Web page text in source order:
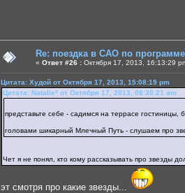
Re: поездка в САО по
« Ответ #26 : Октября 17, 2013, 16:13:29
Цитата: Худой от Октября 17, 2013, 15:08:19 pm
Цитата: Natalie* от Октября 17, 2013, 08:30:21 am
представьте себе - садимся на террасе
головами шикарный Млечный Путь - слушаем про
Чет я не понял, кто кому рассказывать про звезды
эт смотря про какие звезды...